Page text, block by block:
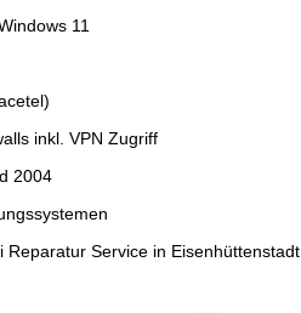
11
inkl. VPN Zugriff
2004
Service in Eisenhüttenstadt